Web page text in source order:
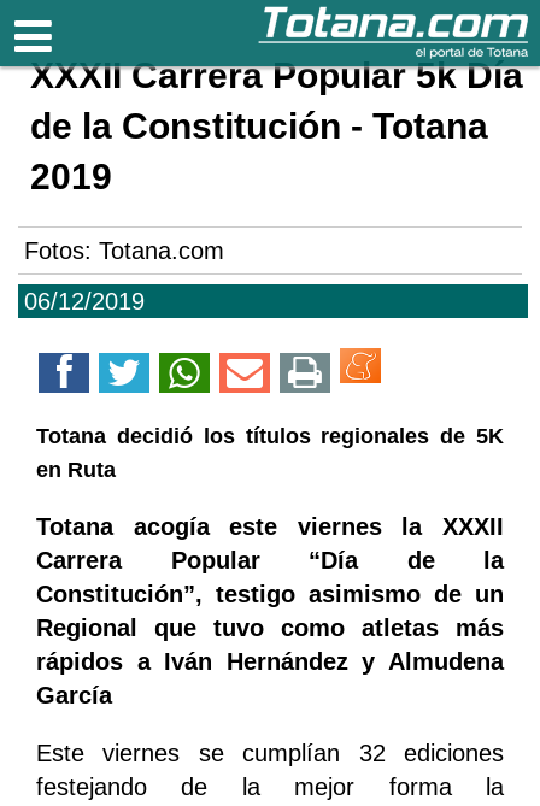
Totana.com
06/12/2019
XXXII Carrera Popular 5k Día
de la Constitución - Totana
2019
Fotos: Totana.com
Totana decidió los títulos regionales de 5K
en Ruta
Totana acogía este viernes la XXXII
Carrera Popular “Día de la
Constitución”, testigo asimismo de un
Regional que tuvo como atletas más
rápidos a Iván Hernández y Almudena
García
Este viernes se cumplían 32 ediciones
festejando de la mejor forma la